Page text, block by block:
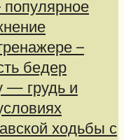
–
бедер
— грудь и
ходьбы с